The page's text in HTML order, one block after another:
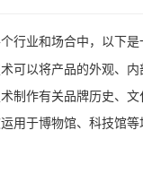
行业和场合中，以下是
可以将产品的外观、
制作有关品牌历史、
用于博物馆、科技馆